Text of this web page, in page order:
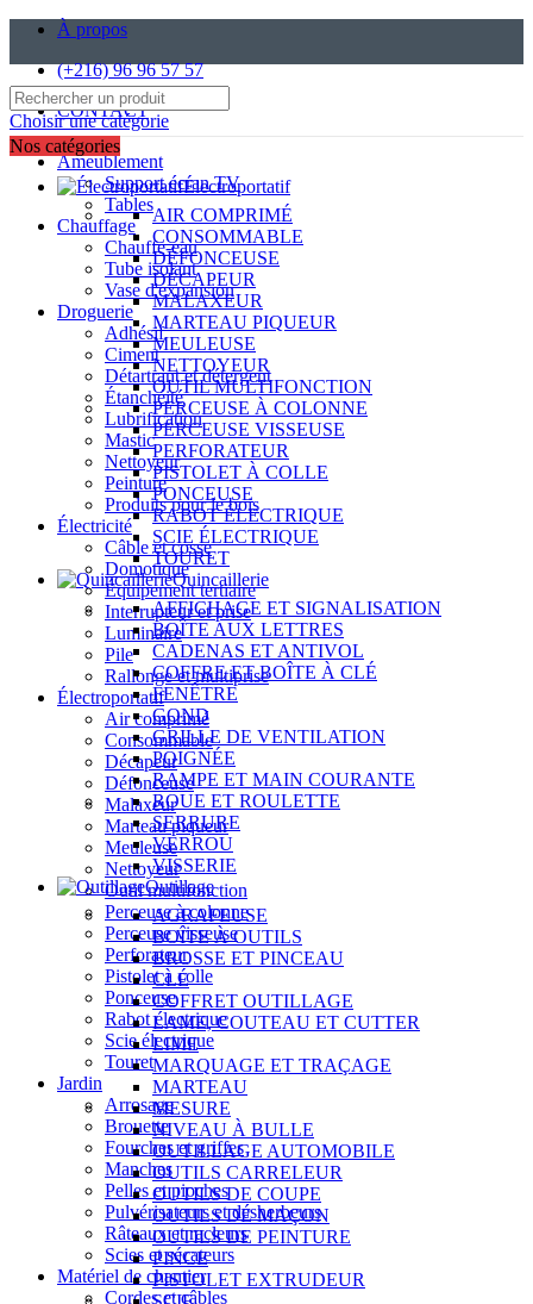
À propos
(+216) 96 96 57 57
CONTACT
Choisir une catégorie
Ameublement
Support écran TV
Tables
Chauffage
Chauffe-eau
Tube isolant
Vase d'expansion
Droguerie
Adhésif
Ciment
Détartrant et détergent
Étanchéité
Lubrification
Mastic
Nettoyeur
Peinture
Produits pour le bois
Électricité
Câble et cosse
Domotique
Équipement tertiaire
Interrupteur et prise
Luminaire
Pile
Rallonge et multiprise
Électroportatif
Air comprimé
Consommable
Décapeur
Défonceuse
Malaxeur
Marteau piqueur
Meuleuse
Nettoyeur
Outil multifonction
Perceuse à colonne
Perceuse visseuse
Perforateur
Pistolet à colle
Ponceuse
Rabot électrique
Scie électrique
Touret
Jardin
Arrosage
Brouette
Fourches et griffes
Manches
Pelles et pioches
Pulvérisateurs et désherbeurs
Râteaux et racleurs
Scies et sécateurs
Matériel de chantier
Cordes et câbles
Nos catégories
Électroportatif
AIR COMPRIMÉ
CONSOMMABLE
DÉFONCEUSE
DÉCAPEUR
MALAXEUR
MARTEAU PIQUEUR
MEULEUSE
NETTOYEUR
OUTIL MULTIFONCTION
PERCEUSE À COLONNE
PERCEUSE VISSEUSE
PERFORATEUR
PISTOLET À COLLE
PONCEUSE
RABOT ÉLECTRIQUE
SCIE ÉLECTRIQUE
TOURET
Quincaillerie
AFFICHAGE ET SIGNALISATION
BOÎTE AUX LETTRES
CADENAS ET ANTIVOL
COFFRE ET BOÎTE À CLÉ
FENÊTRE
GOND
GRILLE DE VENTILATION
POIGNÉE
RAMPE ET MAIN COURANTE
ROUE ET ROULETTE
SERRURE
VERROU
VISSERIE
Outillage
AGRAFEUSE
BOÎTE À OUTILS
BROSSE ET PINCEAU
CLÉ
COFFRET OUTILLAGE
LAME, COUTEAU ET CUTTER
LIME
MARQUAGE ET TRAÇAGE
MARTEAU
MESURE
NIVEAU À BULLE
OUTILLAGE AUTOMOBILE
OUTILS CARRELEUR
OUTILS DE COUPE
OUTILS DE MAÇON
OUTILS DE PEINTURE
PINCE
PISTOLET EXTRUDEUR